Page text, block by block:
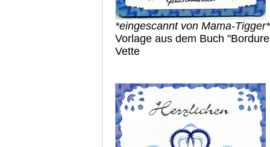
*eingescannt von Mama-Tigger*
Vorlage aus dem Buch
Vette